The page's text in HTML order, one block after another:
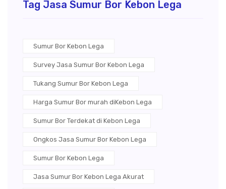
Tag Jasa Sumur Bor Kebon Lega
Sumur Bor Kebon Lega
Survey Jasa Sumur Bor Kebon Lega
Tukang Sumur Bor Kebon Lega
Harga Sumur Bor murah diKebon Lega
Sumur Bor Terdekat di Kebon Lega
Ongkos Jasa Sumur Bor Kebon Lega
Sumur Bor Kebon Lega
Jasa Sumur Bor Kebon Lega Akurat